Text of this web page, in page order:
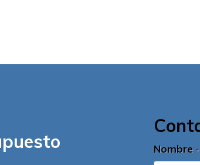
Nombre *